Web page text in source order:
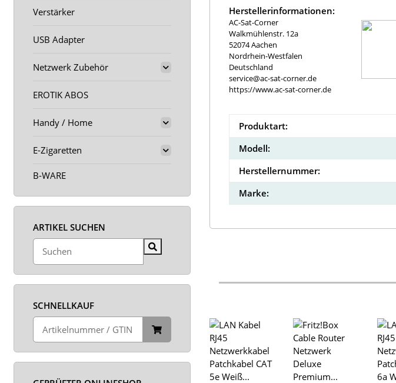
Herstellerinformationen:
AC-Sat-Corner
Walkmühlenstr. 12a
52074 Aachen
Nordrhein-Westfalen
Deutschland
service@ac-sat-corner.de
https://www.ac-sat-corner.de
Produktart:
Modell:
Herstellernummer:
Marke:
Verstärker
USB Adapter
Netzwerk Zubehör
EROTIK ABOS
Handy / Home
E-Zigaretten
B-WARE
ARTIKEL SUCHEN
SCHNELLKAUF